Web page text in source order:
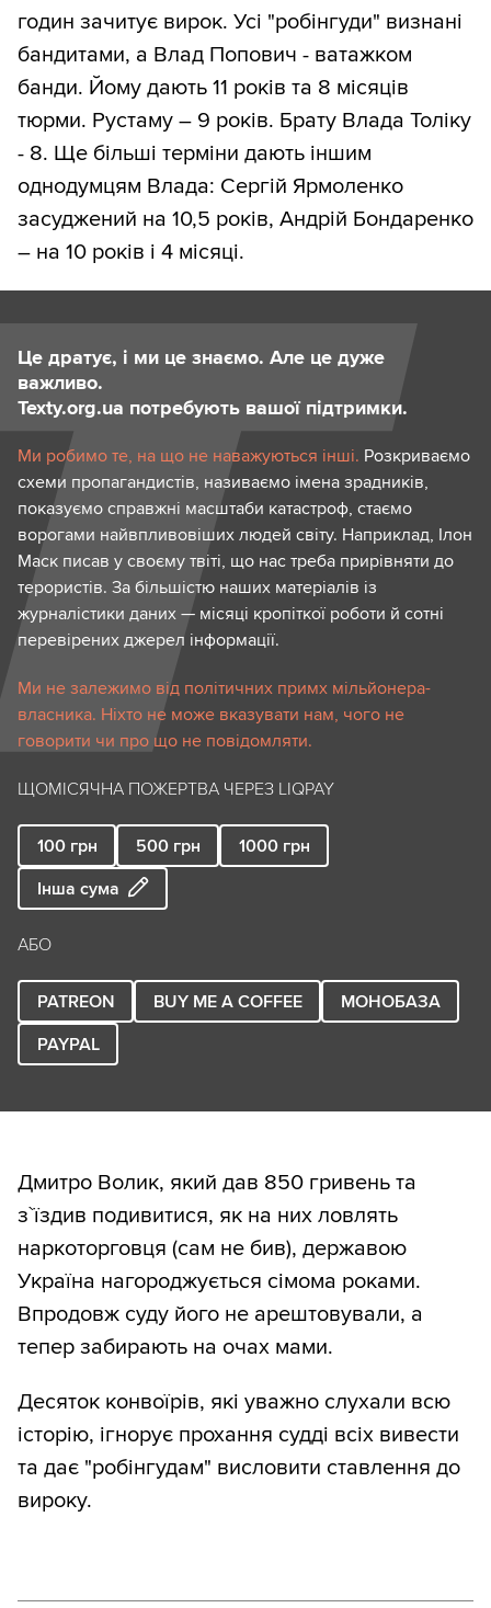
годин зачитує вирок. Усі "робінгуди" визнані
бандитами, а Влад Попович - ватажком
банди. Йому дають 11 років та 8 місяців
тюрми. Рустаму – 9 років. Брату Влада Толіку
- 8. Ще більші терміни дають іншим
однодумцям Влада: Сергій Ярмоленко
засуджений на 10,5 років, Андрій Бондаренко
– на 10 років і 4 місяці.
Це дратує, і ми це знаємо. Але це дуже
важливо.
Texty.org.ua потребують вашої підтримки.
Ми робимо те, на що не наважуються інші. Розкриваємо
схеми пропагандистів, називаємо імена зрадників,
показуємо справжні масштаби катастроф, стаємо
ворогами найвпливовіших людей світу. Наприклад, Ілон
Маск писав у своєму твіті, що нас треба прирівняти до
терористів. За більшістю наших матеріалів із
журналістики даних — місяці кропіткої роботи й сотні
перевірених джерел інформації.
Ми не залежимо від політичних примх мільйонера-
власника. Ніхто не може вказувати нам, чого не
говорити чи про що не повідомляти.
ЩОМІСЯЧНА ПОЖЕРТВА ЧЕРЕЗ LIQPAY
100 грн 500 грн 1000 грн
Інша сума
АБО
PATREON BUY ME A COFFEE
МОНОБАЗА
PAYPAL
Дмитро Волик, який дав 850 гривень та
з`їздив подивитися, як на них ловлять
наркоторговця (сам не бив), державою
Україна нагороджується сімома роками.
Впродовж суду його не арештовували, а
тепер забирають на очах мами.
Десяток конвоїрів, які уважно слухали всю
історію, ігнорує прохання судді всіх вивести
та дає "робінгудам" висловити ставлення до
вироку.